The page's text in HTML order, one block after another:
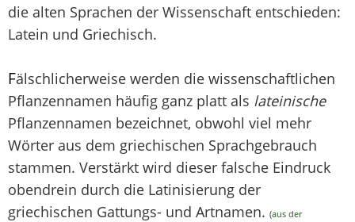
die alten Sprachen der Wissenschaft entschieden:
Latein und Griechisch.
Fälschlicherweise werden die wissenschaftlichen
Pflanzennamen häufig ganz platt als lateinische
Pflanzennamen bezeichnet, obwohl viel mehr
Wörter aus dem griechischen Sprachgebrauch
stammen. Verstärkt wird dieser falsche Eindruck
obendrein durch die Latinisierung der
griechischen Gattungs- und Artnamen. (aus der